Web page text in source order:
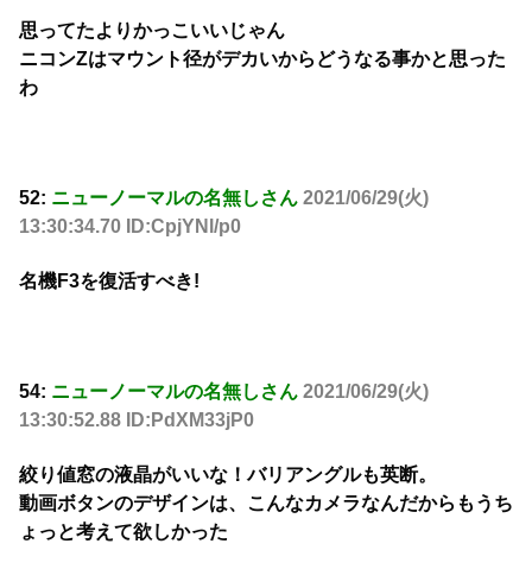
思ってたよりかっこいいじゃん
ニコンZはマウント径がデカいからどうなる事かと思った
わ
52: ニューノーマルの名無しさん 2021/06/29(火)
13:30:34.70 ID:CpjYNl/p0
名機F3を復活すべき!
54: ニューノーマルの名無しさん 2021/06/29(火)
13:30:52.88 ID:PdXM33jP0
絞り値窓の液晶がいいな！バリアングルも英断。
動画ボタンのデザインは、こんなカメラなんだからもうち
ょっと考えて欲しかった